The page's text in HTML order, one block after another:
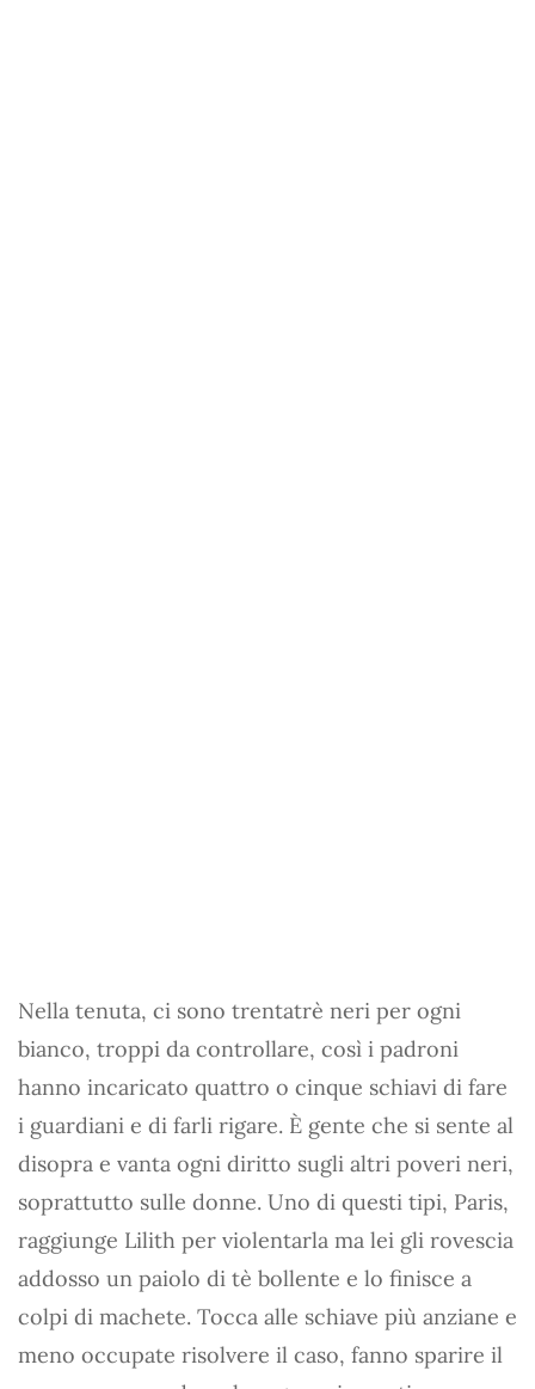
Nella tenuta, ci sono trentatrè neri per ogni
bianco, troppi da controllare, così i padroni
hanno incaricato quattro o cinque schiavi di fare
i guardiani e di farli rigare. È gente che si sente al
disopra e vanta ogni diritto sugli altri poveri neri,
soprattutto sulle donne. Uno di questi tipi, Paris,
raggiunge Lilith per violentarla ma lei gli rovescia
addosso un paiolo di tè bollente e lo finisce a
colpi di machete. Tocca alle schiave più anziane e
meno occupate risolvere il caso, fanno sparire il